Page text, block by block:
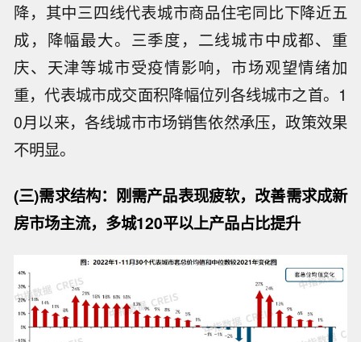
降，其中三四线代表城市商品住宅同比下降近五
成，降幅最大。三季度，二线城市中成都、重
庆、天津等城市受疫情影响，市场观望情绪加
重，代表城市成交面积降幅位列各线城市之首。1
0月以来，各线城市市场销售依然承压，政策效果
不明显。
(三)需求结构：刚需产品表现疲软，改善需求成新
房市场主流，多城120平以上产品占比提升